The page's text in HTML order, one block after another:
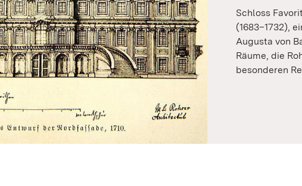
Schloss
(1683–1732),
Augusta von
Räume, die
besonderen